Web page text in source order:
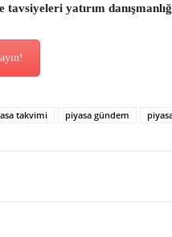
yatırım
takvimi piyasa gündem